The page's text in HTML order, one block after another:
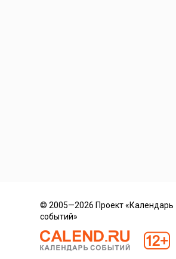
© 2005—2026 Проект «Календарь
событий»